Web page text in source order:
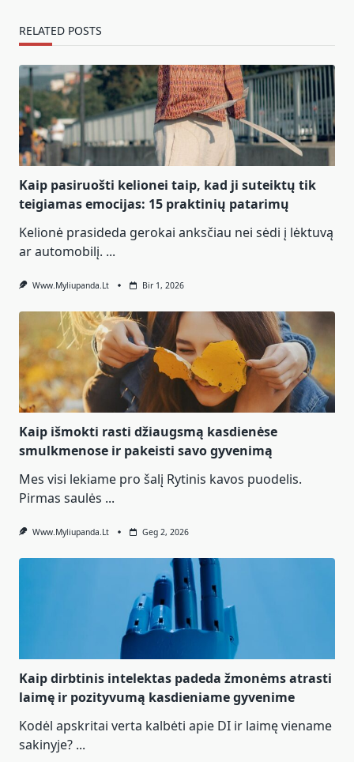
RELATED POSTS
Kaip pasiruošti kelionei taip, kad ji suteiktų tik
teigiamas emocijas: 15 praktinių patarimų
Kelionė prasideda gerokai anksčiau nei sėdi į lėktuvą
ar automobilį. ...
Www.myliupanda.lt Bir 1, 2026
Kaip išmokti rasti džiaugsmą kasdienėse
smulkmenose ir pakeisti savo gyvenimą
Mes visi lekiame pro šalį Rytinis kavos puodelis.
Pirmas saulės ...
Www.myliupanda.lt Geg 2, 2026
Kaip dirbtinis intelektas padeda žmonėms atrasti
laimę ir pozityvumą kasdieniame gyvenime
Kodėl apskritai verta kalbėti apie DI ir laimę viename
sakinyje? ...